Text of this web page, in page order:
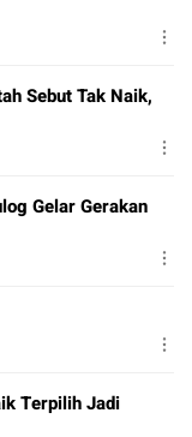
Sebut Tak Naik,
Gelar Gerakan
Terpilih Jadi